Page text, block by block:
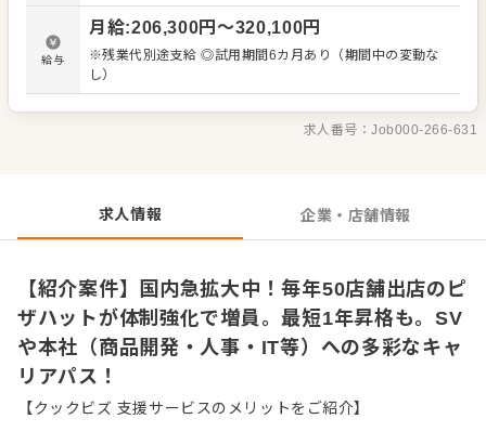
ター）でキャリアを築く道が拓けます。実際に商品開発、
マーケティング、人事、IT部門などで活躍する先輩も多
数。あなたの理想のキャリアを実現してください。 ＜おす
すめポイント＞ 未経験でも「ピザハットアカデミー」によ
ヶ月分の実績があります。全国型に加え、転勤のない「エ
リア限定社員」も選択可能。ライフスタイルに合わせた働
給与
月給:206,300円〜320,100円
※残業代別途支給 ◎試用期間6カ月あり（期間中の変動な
し）
求人番号：Job000-266-631
求人情報 企業・店舗情報
【紹介案件】国内急拡大中！毎年50店舗出店のピ
ザハットが体制強化で増員。最短1年昇格も。SV
や本社（商品開発・人事・IT等）への多彩なキャ
リアパス！
【クックビズ 支援サービスのメリットをご紹介】